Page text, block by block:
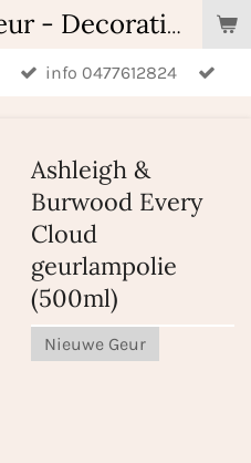
B-Home Interieur - Decoratie & Geschenken - Geurartikelen
info 0477612824
Ashleigh &
Burwood Every
Cloud
geurlampolie
(500ml)
Nieuwe Geur